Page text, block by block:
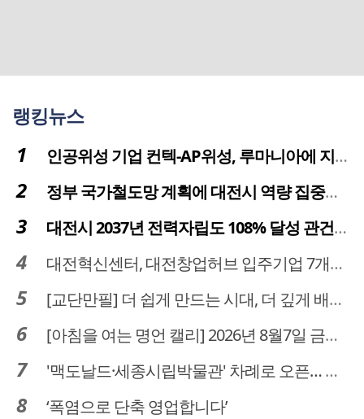
랭킹뉴스
인공위성 기업 컨텍-AP위성, 루마니아에 지상국 시스템 전수
정부 국가철도망 계획에 대전시 역량 집중해야
대전시 2037년 전력자립도 108% 달성 관건은 '주민 수용성'
대전혁신센터, 대전창업허브 입주기업 7개사 모집
[교단만필] 더 쉽게 만드는 시대, 더 깊게 배우는 교육
[아침을 여는 명언 캘리] 2026년 8월7일 금요일
'맥도날드·세종시립박물관' 차례로 오픈… 고운동 정주여건 좋아진다
‘폭염으로 단축 영업합니다’